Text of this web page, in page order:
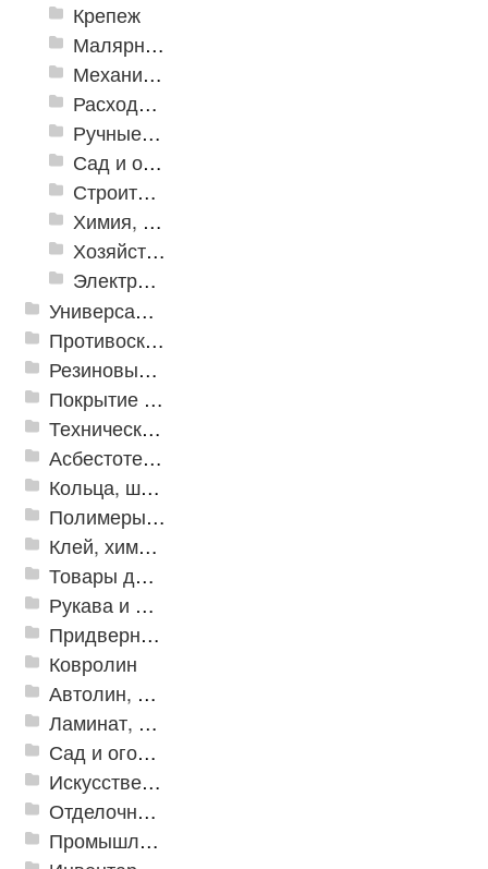
Крепеж
Малярно-штукатурные инструменты
Механизированные инструменты
Расходные инструменты
Ручные инструменты
Сад и огород
Строительная Химия и принадлежности
Химия, крепеж, СИЗ
Хозяйственные принадлежности
Электрика и свет
Универсальные модульные покрытия
Противоскользящая защита для лестниц, профили, ленты
Резиновые и ПВХ дорожки
Покрытие из резиновой крошки
Техническая резина
Асбестотехнические и теплоизоляционные материалы
Кольца, шайбы, манжеты
Полимеры и пластики
Клей, химия, сопутствующие товары
Товары для дома
Рукава и шланги промышленные
Придверные решетки
Ковролин
Автолин, Транслин, Линолеум
Ламинат, Кварцвиниловая плитка SPC
Сад и огород
Искусственная трава
Отделочные профили
Промышленный текстиль